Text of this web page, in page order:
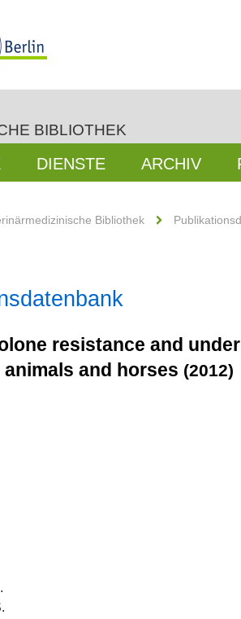
BIBLIOTHEK
DIENSTE ARCHIV
Bibliothek
resistance and
and horses (2012)